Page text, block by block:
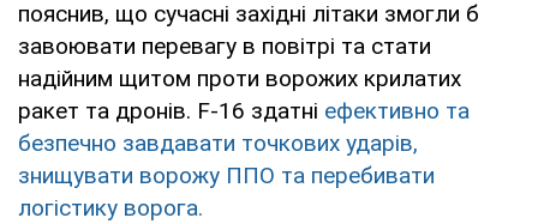
пояснив, що сучасні західні літаки змогли б
завоювати перевагу в повітрі та стати
надійним щитом проти ворожих крилатих
ракет та дронів. F-16 здатні ефективно та
безпечно завдавати точкових ударів,
знищувати ворожу ППО та перебивати
логістику ворога.